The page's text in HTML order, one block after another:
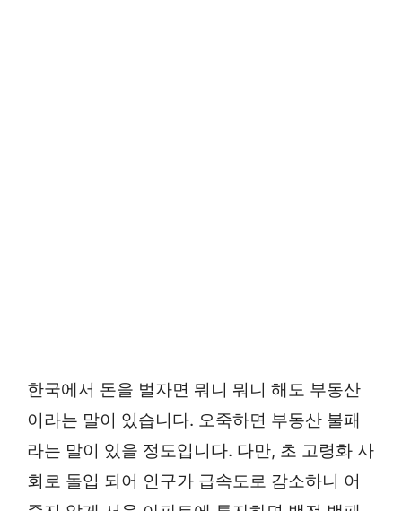
한국에서 돈을 벌자면 뭐니 뭐니 해도 부동산
이라는 말이 있습니다. 오죽하면 부동산 불패
라는 말이 있을 정도입니다. 다만, 초 고령화 사
회로 돌입 되어 인구가 급속도로 감소하니 어